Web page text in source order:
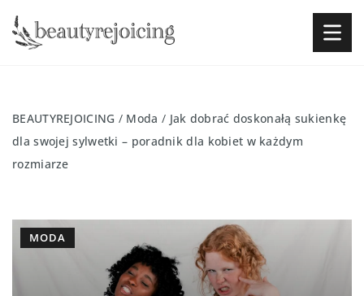
BEAUTYREJOICING / Moda / Jak dobrać doskonałą sukienkę
dla swojej sylwetki – poradnik dla kobiet w każdym
rozmiarze
MODA